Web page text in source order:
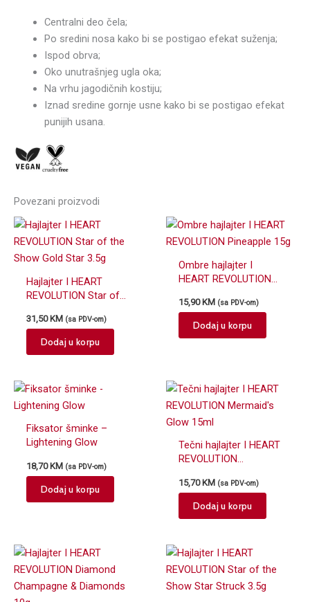
Centralni deo čela;
Po sredini nosa kako bi se postigao efekat suženja;
Ispod obrva;
Oko unutrašnjeg ugla oka;
Na vrhu jagodičnih kostiju;
Iznad sredine gornje usne kako bi se postigao efekat
punijih usana.
Povezani proizvodi
Hajlajter I HEART
REVOLUTION Star of
3.5g
31,50KM (sa PDV-om)
Dodaj u korpu
Ombre hajlajter I
HEART REVOLUTION
15,90KM (sa PDV-om)
Dodaj u korpu
Fiksator šminke –
Lightening Glow
18,70KM (sa PDV-om)
Dodaj u korpu
Tečni hajlajter I HEART
REVOLUTION
15,70KM (sa PDV-om)
Dodaj u korpu